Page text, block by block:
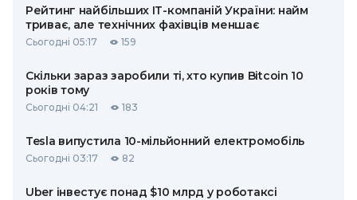
Рейтинг найбільших ІТ-компаній України: найм
триває, але технічних фахівців меншає
Сьогодні 05:17 159
Скільки зараз заробили ті, хто купив Bitcoin 10
років тому
Сьогодні 04:21 183
Tesla випустила 10-мільйонний електромобіль
Сьогодні 03:17 82
Uber інвестує понад $10 млрд у роботаксі